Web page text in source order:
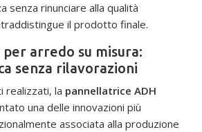
senza rinunciare alla qualità
il prodotto finale.
arredo su misura:
senza rilavorazioni
realizzati, la pannellatrice ADH
una delle innovazioni più
associata alla produzione